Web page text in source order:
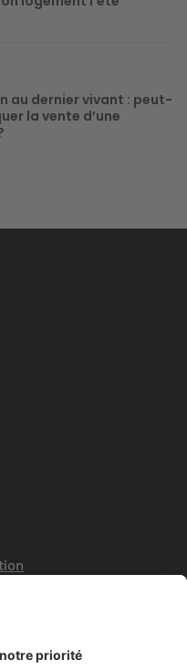
au dernier vivant : peut-
la vente d’une